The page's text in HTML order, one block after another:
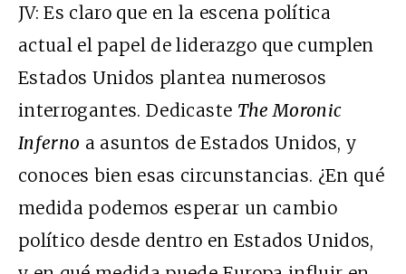
JV: Es claro que en la escena política
actual el papel de liderazgo que cumplen
Estados Unidos plantea numerosos
interrogantes. Dedicaste The Moronic
Inferno a asuntos de Estados Unidos, y
conoces bien esas circunstancias. ¿En qué
medida podemos esperar un cambio
político desde dentro en Estados Unidos,